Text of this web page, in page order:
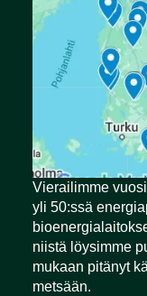
Vierailimme
yli 50:ssä
niistä löysimme
mukaan pitänyt
metsään.